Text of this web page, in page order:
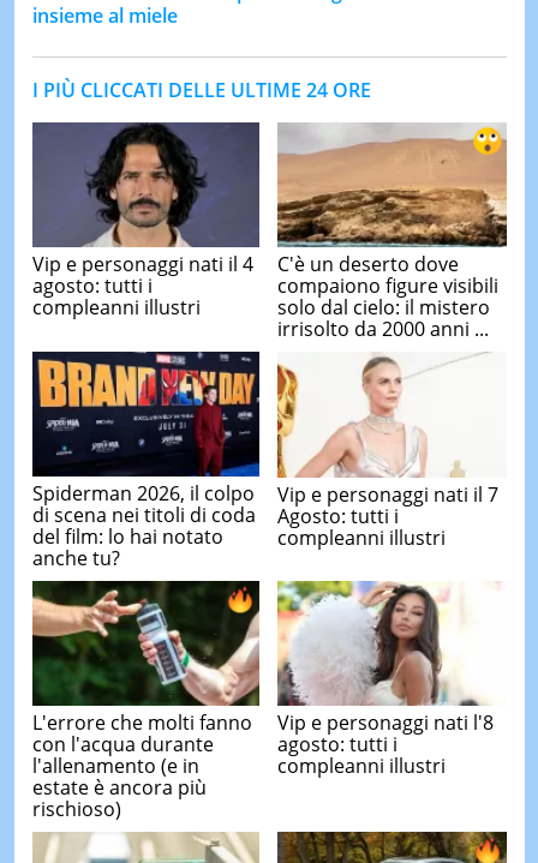
insieme al miele
I PIÙ CLICCATI DELLE ULTIME 24 ORE
Vip e personaggi nati il 4
agosto: tutti i
compleanni illustri
C'è un deserto dove
compaiono figure visibili
solo dal cielo: il mistero
irrisolto da 2000 anni ...
Spiderman 2026, il colpo
di scena nei titoli di coda
del film: lo hai notato
anche tu?
Vip e personaggi nati il 7
Agosto: tutti i
compleanni illustri
L'errore che molti fanno
con l'acqua durante
l'allenamento (e in
estate è ancora più
rischioso)
Vip e personaggi nati l'8
agosto: tutti i
compleanni illustri